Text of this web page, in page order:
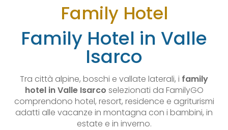
Family Hotel
Family Hotel in Valle
Isarco
Tra città alpine, boschi e vallate laterali, i family
hotel in Valle Isarco selezionati da FamilyGO
comprendono hotel, resort, residence e agriturismi
adatti alle vacanze in montagna con i bambini, in
estate e in inverno.